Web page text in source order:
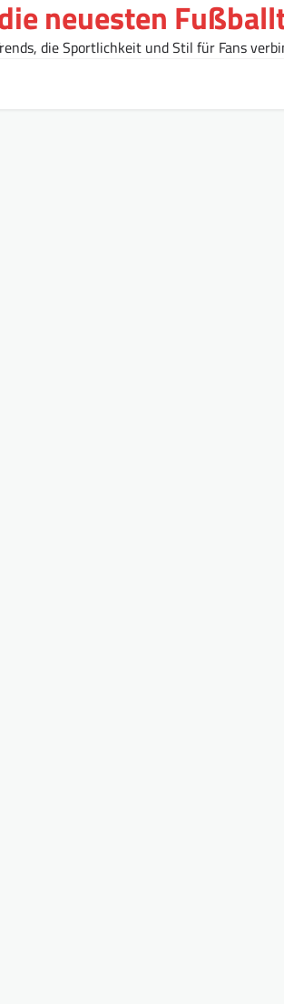
neuesten
die Sportlichkeit und Stil für Fans